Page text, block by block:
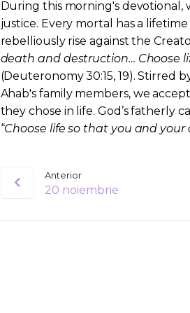
During this morning's devotional,
justice. Every mortal has a
rebelliously rise against the
death and destruction… Choose
(Deuteronomy 30:15, 19). Stirred
Ahab's family members, we
they chose in life. God’s fatherly
“Choose life so that you and
Anterior
20 noiembrie